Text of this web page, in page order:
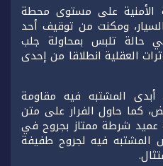
الأمنية على مستوى محطة
ومكنت من توقيف أحد
تلبس بمحاولة جلب
العقلية انطلاقا من إحدى
أبدى المشتبه فيه مقاومة
كما حاول الفرار على متن
شرطة ممتاز بجروح في
المشتبه فيه لجروح طفيفة